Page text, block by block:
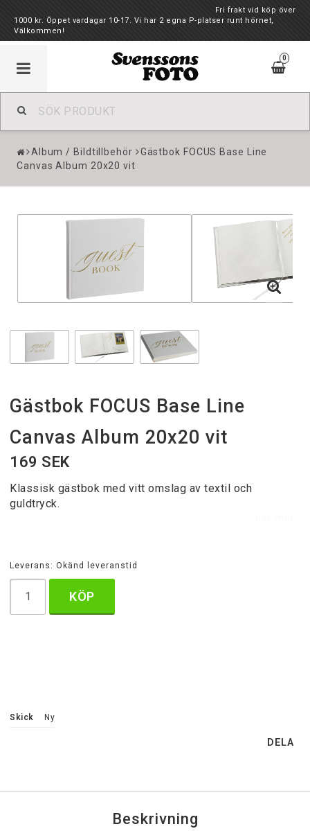
Fri frakt vid köp över
1000 kr. Öppet vardagar 10-17. Vi har 2 egna P-platser runt hörnet,
Välkommen!
0
Album / Bildtillbehör
Gästbok FOCUS Base Line
Canvas Album 20x20 vit
Gästbok FOCUS Base Line
Canvas Album 20x20 vit
169 SEK
Klassisk gästbok med vitt omslag av textil och
guldtryck.
Leverans: Okänd leveranstid
KÖP
Skick Ny
DELA
Beskrivning